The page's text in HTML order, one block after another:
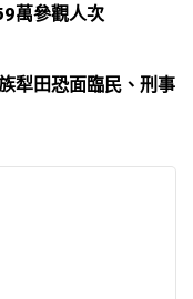
萬參觀人次
犁田恐面臨民、刑事